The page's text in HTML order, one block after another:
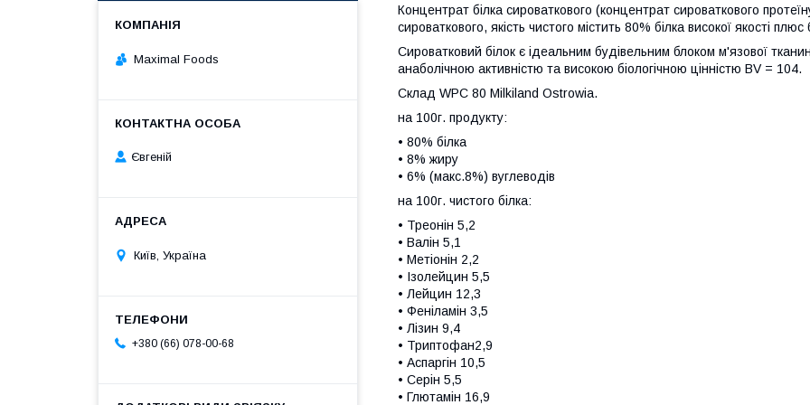
Концентрат білка сироваткового (концентрат сироваткового
сироваткового, якість чистого містить 80% білка високої якості
Сироватковий білок є ідеальним будівельним блоком м'язової
анаболічною активністю та високою біологічною цінністю BV = 104.
Склад WPC 80 Milkiland Ostrowia.
на 100г. продукту:
• 80% білка
• 8% жиру
• 6% (макс.8%) вуглеводів
на 100г. чистого білка:
• Треонін 5,2
• Валін 5,1
• Метіонін 2,2
• Ізолейцин 5,5
• Лейцин 12,3
• Феніламін 3,5
• Лізин 9,4
• Триптофан2,9
• Аспаргін 10,5
• Серін 5,5
• Глютамін 16,9
Maximal Foods
Євгеній
Київ, Україна
+380 (66) 078-00-68